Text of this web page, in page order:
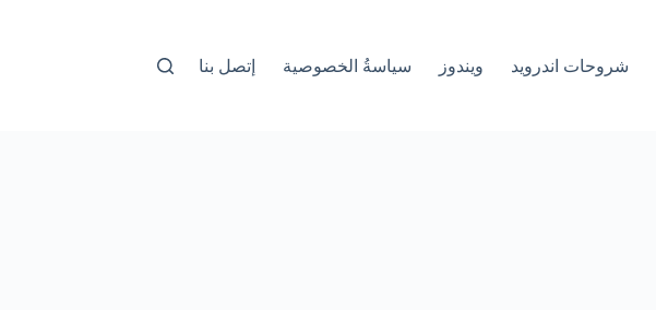
شروحات اندرويد ويندوز سياسةُ الخصوصية إتصل بنا